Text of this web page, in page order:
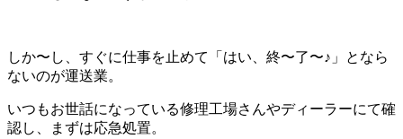
しか〜し、すぐに仕事を止めて「はい、終〜了〜♪」となら
ないのが運送業。
いつもお世話になっている修理工場さんやディーラーにて確
認し、まずは応急処置。